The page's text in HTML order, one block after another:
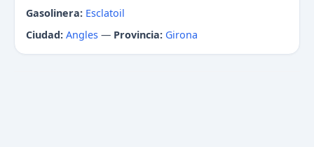
Gasolinera: Esclatoil
Ciudad: Angles — Provincia: Girona